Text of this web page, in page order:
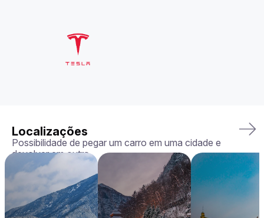
Localizações
Possibilidade de pegar um carro em uma cidade e
devolver em outra